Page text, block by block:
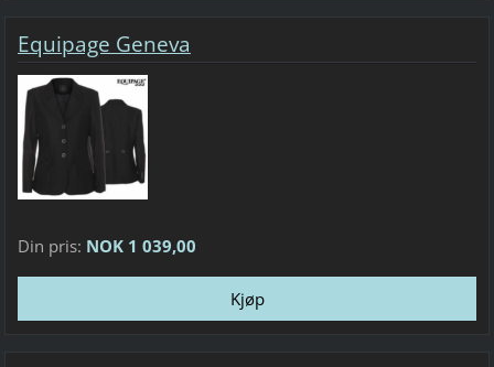
Equipage Geneva
Din pris: NOK 1 039,00